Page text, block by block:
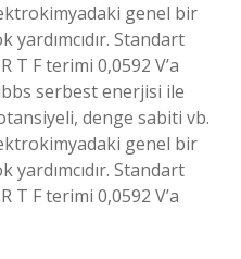
genel bir
Standart
T F terimi 0,0592 V’a
serbest enerjisi ile
denge sabiti vb.
genel bir
Standart
T F terimi 0,0592 V’a